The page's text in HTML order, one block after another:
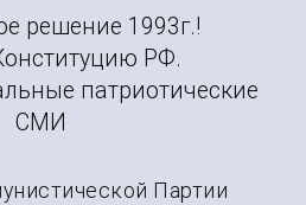
решение 1993г.!
РФ.
патриотические
СМИ
Партии